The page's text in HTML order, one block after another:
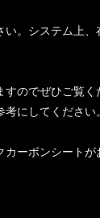
。システム上
のでぜひご覧く
にしてください
ーボンシートが